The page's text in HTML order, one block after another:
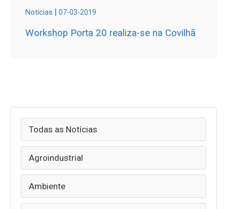
Notícias | 07-03-2019
Workshop Porta 20 realiza-se na Covilhã
Todas as Notícias
Agroindustrial
Ambiente